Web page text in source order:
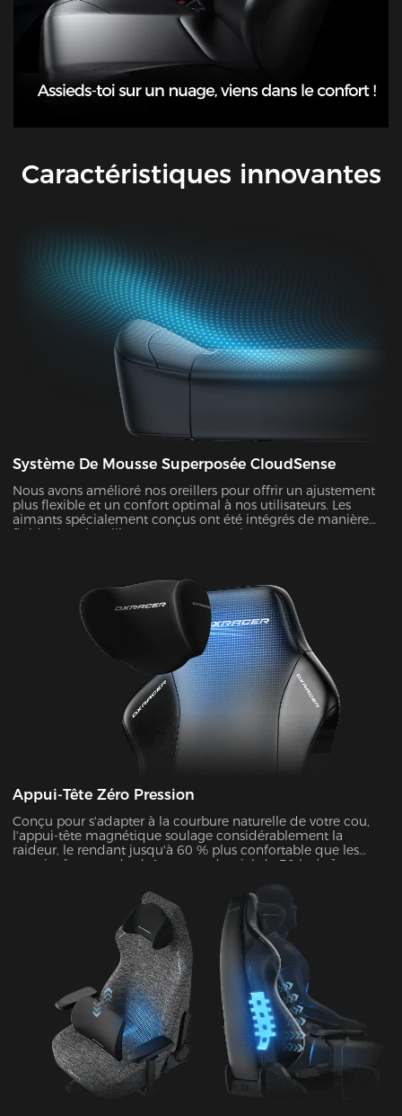
Caractéristiques innovantes
Système De Mousse Superposée CloudSense
Nous avons amélioré nos oreillers pour offrir un ajustement
plus flexible et un confort optimal à nos utilisateurs. Les
aimants spécialement conçus ont été intégrés de manière
fluide dans l'oreiller, permettant un ajustement sur une
votre tête dans une position parfaitement neutre. Il offre un
soutien ergonomique supplémentaire et soulage la pression
sur votre tête et votre cou. Notre design soigneusement
conçu, avec sa maîtrise magnétique, garantira que votre
appui-tête reste fermement en place, vous offrant ainsi la
tranquillité d'esprit que vous méritez.
Appui-Tête Zéro Pression
Conçu pour s'adapter à la courbure naturelle de votre cou,
l'appui-tête magnétique soulage considérablement la
raideur, le rendant jusqu'à 60 % plus confortable que les
appuis-têtes standard. Avec une densité de 50 kg/m³ et un
dynamiquement à l'angle Cobb de votre cou (28°-34°).